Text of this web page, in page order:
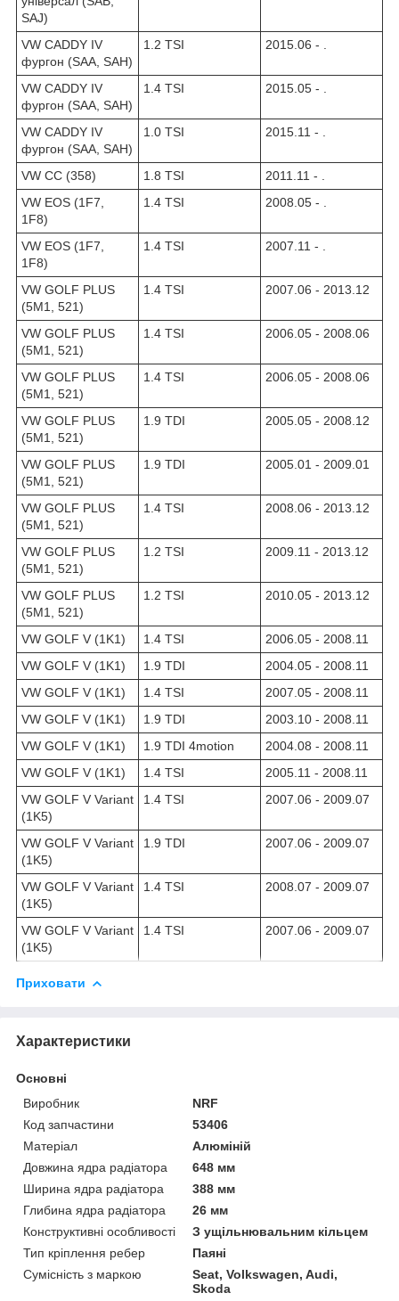
SAJ)
VW CADDY IV
фургон (SAA, SAH)
1.2 TSI 2015.06 - .
VW CADDY IV
фургон (SAA, SAH)
1.4 TSI 2015.05 - .
VW CADDY IV
фургон (SAA, SAH)
1.0 TSI 2015.11 - .
VW CC (358) 1.8 TSI
2011.11 - .
VW EOS (1F7,
1F8)
1.4 TSI 2008.05 - .
VW EOS (1F7,
1F8)
1.4 TSI 2007.11 - .
VW GOLF PLUS
(5M1, 521)
1.4 TSI 2007.06 - 2013.12
VW GOLF PLUS
(5M1, 521)
1.4 TSI 2006.05 - 2008.06
VW GOLF PLUS
(5M1, 521)
1.4 TSI 2006.05 - 2008.06
VW GOLF PLUS
(5M1, 521)
1.9 TDI 2005.05 - 2008.12
VW GOLF PLUS
(5M1, 521)
1.9 TDI 2005.01 - 2009.01
VW GOLF PLUS
(5M1, 521)
1.4 TSI 2008.06 - 2013.12
VW GOLF PLUS
(5M1, 521)
1.2 TSI 2009.11 - 2013.12
VW GOLF PLUS
(5M1, 521)
1.2 TSI 2010.05 - 2013.12
VW GOLF V (1K1) 1.4 TSI
2006.05 - 2008.11
VW GOLF V (1K1)
1.9 TDI
2004.05 - 2008.11
VW GOLF V (1K1)
1.4 TSI
2007.05 - 2008.11
VW GOLF V (1K1)
1.9 TDI
2003.10 - 2008.11
VW GOLF V (1K1)
1.9 TDI 4motion
2004.08 - 2008.11
VW GOLF V (1K1)
1.4 TSI
2005.11 - 2008.11
VW GOLF V Variant
(1K5)
1.4 TSI 2007.06 - 2009.07
VW GOLF V Variant
(1K5)
1.9 TDI 2007.06 - 2009.07
VW GOLF V Variant
(1K5)
1.4 TSI 2008.07 - 2009.07
VW GOLF V Variant
(1K5)
1.4 TSI 2007.06 - 2009.07
Приховати
Характеристики
Основні
Виробник
NRF
Код запчастини
53406
Матеріал
Алюміній
Довжина ядра радіатора
648 мм
Ширина ядра радіатора
388 мм
Глибина ядра радіатора
26 мм
Конструктивні особливості
З ущільнювальним кільцем
Тип кріплення ребер
Паяні
Сумісність з маркою
Seat, Volkswagen, Audi,
Skoda